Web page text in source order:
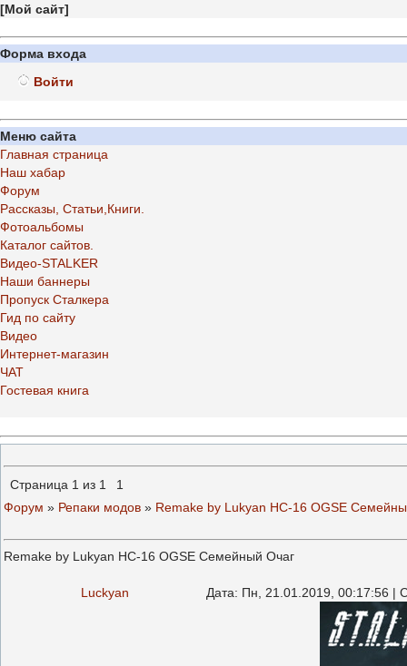
[Мой сайт]
Форма входа
Войти
Меню сайта
Главная страница
Наш хабар
Форум
Рассказы, Статьи,Книги.
Фотоальбомы
Каталог сайтов.
Видео-STALKER
Наши баннеры
Пропуск Сталкера
Гид по сайту
Видео
Интернет-магазин
ЧАТ
Гостевая книга
Страница 1 из 1
1
Форум » Репаки модов » Remake by Lukyan НС-16 OGSE
Remake by Lukyan НС-16 OGSE Семейный Очаг
Luckyan Дата: Пн, 21.01.2019, 00:17:56 |